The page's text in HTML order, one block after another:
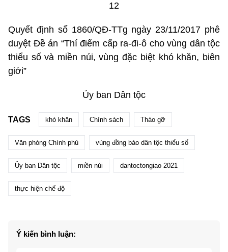
12
Quyết định số 1860/QĐ-TTg ngày 23/11/2017 phê
duyệt Đề án “Thí điểm cấp ra-đi-ô cho vùng dân tộc
thiểu số và miền núi, vùng đặc biệt khó khăn, biên
giới”
Ủy ban Dân tộc
TAGS khó khăn Chính sách Tháo gỡ
Văn phòng Chính phủ vùng đồng bào dân tộc thiểu số
Ủy ban Dân tộc miền núi dantoctongiao 2021
thực hiện chế độ
Ý kiến bình luận: